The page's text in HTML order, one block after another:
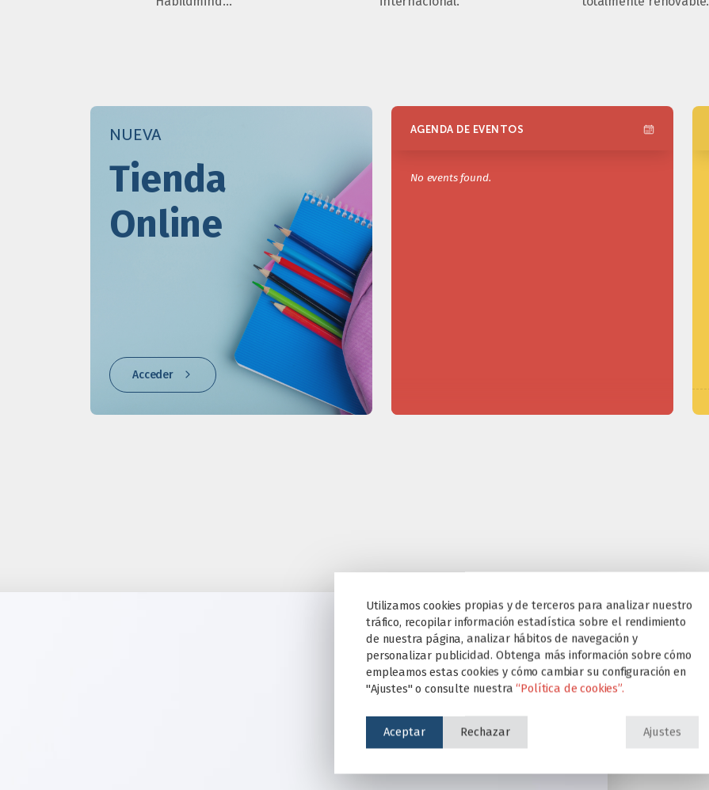
NUEVA
Tienda
Online
Acceder
AGENDA DE EVENTOS
No events found.
Utilizamos cookies propias y de terceros para analizar nuestro
tráfico, recopilar información estadística sobre el rendimiento
de nuestra página, analizar hábitos de navegación y
personalizar publicidad. Obtenga más información sobre cómo
empleamos estas cookies y cómo cambiar su configuración en
"Ajustes" o consulte nuestra“Política de cookies”.
Aceptar Rechazar Ajustes